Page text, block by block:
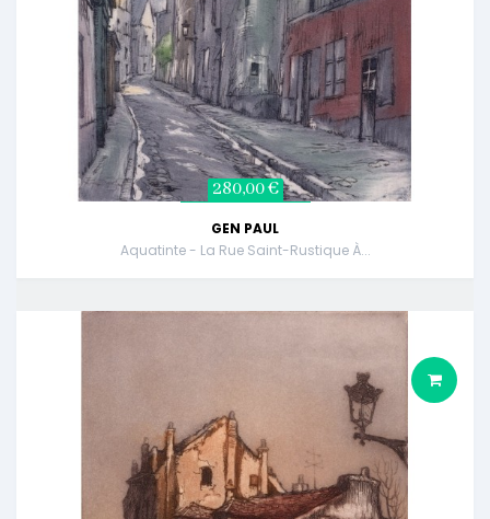
280,00 €
GEN PAUL
Aquatinte - La Rue Saint-Rustique À...